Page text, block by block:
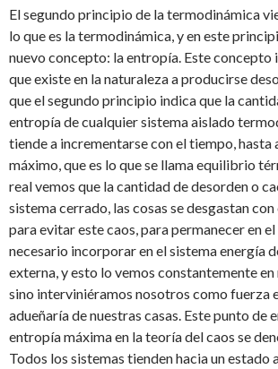
El segundo principio de la termodinámica
lo que es la termodinámica, y en este
nuevo concepto: la entropía. Este concepto
que existe en la naturaleza a producirse
que el segundo principio indica que la
entropía de cualquier sistema aislado
tiende a incrementarse con el tiempo, hasta
máximo, que es lo que se llama equilibrio
real vemos que la cantidad de desorden o
sistema cerrado, las cosas se desgastan
para evitar este caos, para permanecer en
necesario incorporar en el sistema energía
externa, y esto lo vemos constantemente
sino interviniéramos nosotros como fuerza
adueñaría de nuestras casas. Este punto de
entropía máxima en la teoría del caos se
Todos los sistemas tienden hacia un estado